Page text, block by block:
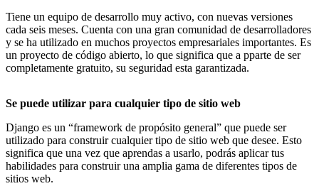
Tiene un equipo de desarrollo muy activo, con nuevas versiones
cada seis meses. Cuenta con una gran comunidad de desarrolladores
y se ha utilizado en muchos proyectos empresariales importantes. Es
un proyecto de código abierto, lo que significa que a pparte de ser
completamente gratuito, su seguridad esta garantizada.
Se puede utilizar para cualquier tipo de sitio web
Django es un “framework de propósito general” que puede ser
utilizado para construir cualquier tipo de sitio web que desee. Esto
significa que una vez que aprendas a usarlo, podrás aplicar tus
habilidades para construir una amplia gama de diferentes tipos de
sitios web.